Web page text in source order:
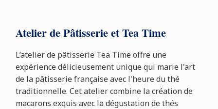
Atelier de Pâtisserie et Tea Time
L’atelier de pâtisserie Tea Time offre une
expérience délicieusement unique qui marie l'art
de la pâtisserie française avec l'heure du thé
traditionnelle. Cet atelier combine la création de
macarons exquis avec la dégustation de thés